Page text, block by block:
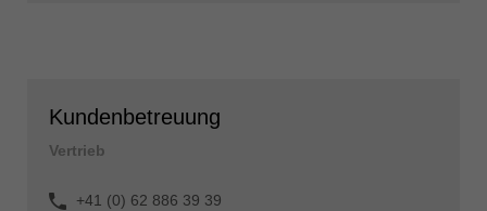
Kundenbetreuung
Vertrieb
+41 (0) 62 886 39 39